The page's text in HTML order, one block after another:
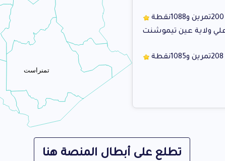
تمنراست
نقطة1088تمرين و200
ولاية عين تيموشنت
نقطة1085تمرين و208
تطلع على أبطال المنصة هنا